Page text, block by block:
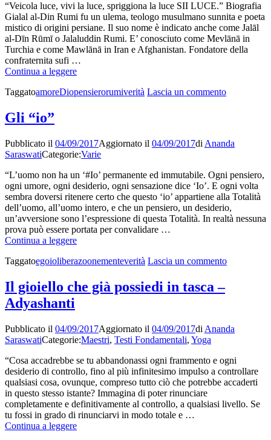
“Veicola luce, vivi la luce, spriggiona la luce SII LUCE.” Biografia
Gialal al-Din Rumi fu un ulema, teologo musulmano sunnita e poeta
mistico di origini persiane. Il suo nome è indicato anche come Jalāl
al-Dīn Rūmī o Jalaluddin Rumi. E’ conosciuto come Mevlānā in
Turchia e come Mawlānā in Iran e Afghanistan. Fondatore della
confraternita sufi …
Continua a leggereAfforismi
poesie
TaggatoamoreDiopensierorumiverità Lascia un commentosu
Rumi
Gli “io”
Pubblicato il 04/09/2017Aggiornato il 04/09/2017di Ananda
SaraswatiCategorie:Varie
“L’uomo non ha un ‘#Io’ permanente ed immutabile. Ogni pensiero,
ogni umore, ogni desiderio, ogni sensazione dice ‘Io’. E ogni volta
sembra doversi ritenere certo che questo ‘io’ appartiene alla Totalità
dell’uomo, all’uomo intero, e che un pensiero, un desiderio,
un’avversione sono l’espressione di questa Totalità. In realtà nessuna
prova può essere portata per convalidare …
Continua a leggereGli
Taggatoegoioliberazoonementeverità Lascia un commentosu
Il gioiello che già possiedi in tasca –
Adyashanti
Pubblicato il 04/09/2017Aggiornato il 04/09/2017di Ananda
SaraswatiCategorie:Maestri, Testi Fondamentali, Yoga
“Cosa accadrebbe se tu abbandonassi ogni frammento e ogni
desiderio di controllo, fino al più infinitesimo impulso a controllare
qualsiasi cosa, ovunque, compreso tutto ciò che potrebbe accaderti
in questo stesso istante? Immagina di poter rinunciare
completamente e definitivamente al controllo, a qualsiasi livello. Se
tu fossi in grado di rinunciarvi in modo totale e …
Continua a leggereIl